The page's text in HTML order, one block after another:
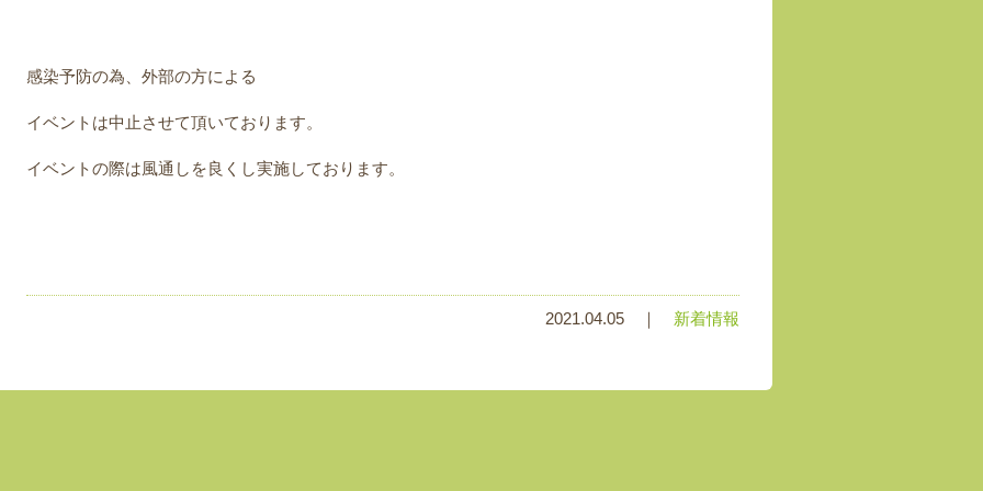
感染予防の為、外部の方による
イベントは中止させて頂いております。
イベントの際は風通しを良くし実施しております。
2021.04.05 ｜ 新着情報